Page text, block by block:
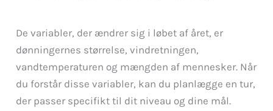
De variabler, der ændrer sig i løbet af året, er
dønningernes størrelse, vindretningen,
vandtemperaturen og mængden af mennesker. Når
du forstår disse variabler, kan du planlægge en tur,
der passer specifikt til dit niveau og dine mål.